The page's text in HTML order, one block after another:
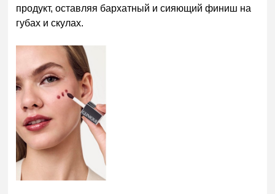
продукт, оставляя бархатный и сияющий финиш на
губах и скулах.